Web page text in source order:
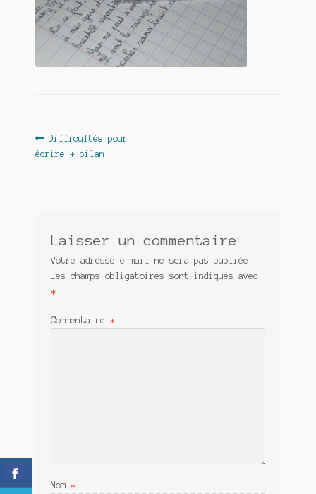
De(s)tracteur réduit au silence
Enlèvement rêvé
Il fallait me laisser mourir
Marre des adultes
Mes romans
Meurtre en alternance
Panier
Sans retour
Navigation
de
Article
précédent :
Difficultés pour
écrire + bilan
Laisser un commentaire
Votre adresse e-mail ne sera pas publiée.
Les champs obligatoires sont indiqués avec
*
Commentaire *
Nom *